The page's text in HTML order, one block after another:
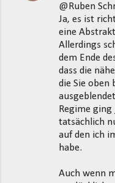
@Ruben
Ja, es ist
eine
Allerdings
dem Ende
dass die
die Sie oben
Regime
tatsächlich
auf den ich
habe.
Auch wenn